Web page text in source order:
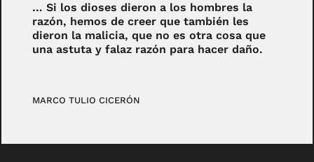
… Si los dioses dieron a los hombres la
razón, hemos de creer que también les
dieron la malicia, que no es otra cosa que
una astuta y falaz razón para hacer daño.
MARCO TULIO CICERÓN